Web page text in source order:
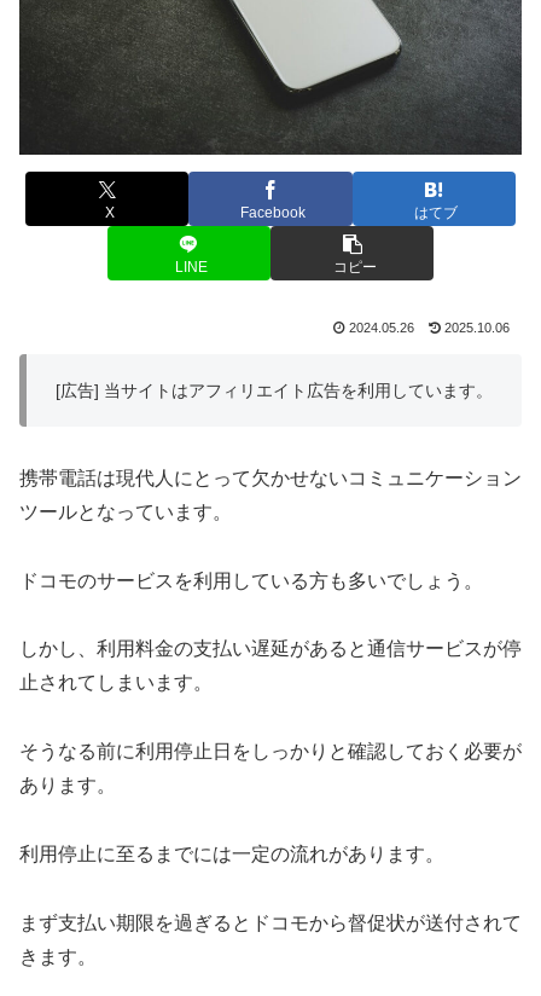
X Facebook はてブ
LINE コピー
2024.05.26 2025.10.06
[広告] 当サイトはアフィリエイト広告を利用しています。
携帯電話は現代人にとって欠かせないコミュニケーション
ツールとなっています。
ドコモのサービスを利用している方も多いでしょう。
しかし、利用料金の支払い遅延があると通信サービスが停
止されてしまいます。
そうなる前に利用停止日をしっかりと確認しておく必要が
あります。
利用停止に至るまでには一定の流れがあります。
まず支払い期限を過ぎるとドコモから督促状が送付されて
きます。